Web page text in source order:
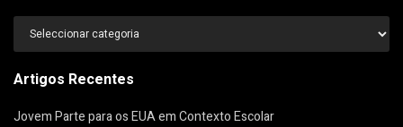
Categorias
Artigos Recentes
Jovem Parte para os EUA em Contexto Escolar